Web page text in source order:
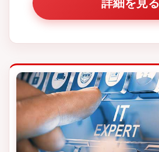
詳細を見る